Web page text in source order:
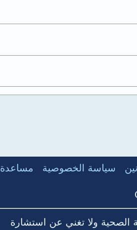
سياسة الخصوصية مساعدة
الصحية ولا تغني عن استشارة